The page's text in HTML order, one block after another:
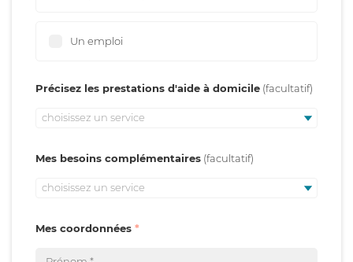
Un emploi
Précisez les prestations d'aide à domicile
choisissez un service
Mes besoins complémentaires
choisissez un service
Mes coordonnées